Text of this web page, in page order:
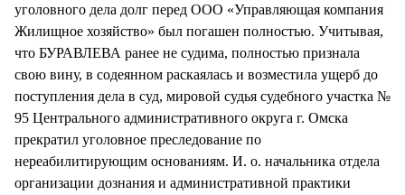
уголовного дела долг перед ООО «Управляющая компания
Жилищное хозяйство» был погашен полностью. Учитывая,
что БУРАВЛЕВА ранее не судима, полностью признала
свою вину, в содеянном раскаялась и возместила ущерб до
поступления дела в суд, мировой судья судебного участка №
95 Центрального административного округа г. Омска
прекратил уголовное преследование по
нереабилитирующим основаниям. И. о. начальника отдела
организации дознания и административной практики